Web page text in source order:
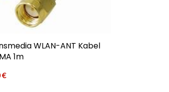
WLAN-ANT Kabel
1m
€